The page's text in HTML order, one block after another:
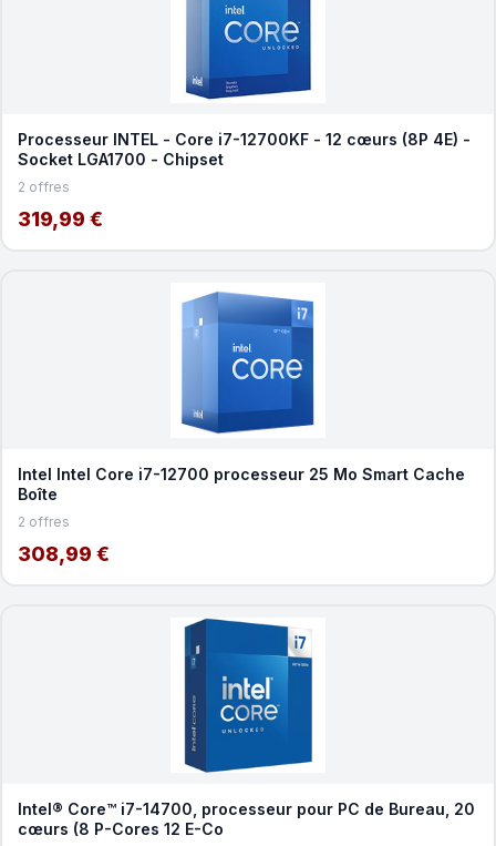
Processeur INTEL - Core i7-12700KF - 12 cœurs (8P 4E) -
Socket LGA1700 - Chipset
2 offres
319,99 €
Intel Intel Core i7-12700 processeur 25 Mo Smart Cache
Boîte
2 offres
308,99 €
Intel® Core™ i7-14700, processeur pour PC de Bureau, 20
cœurs (8 P-Cores 12 E-Co